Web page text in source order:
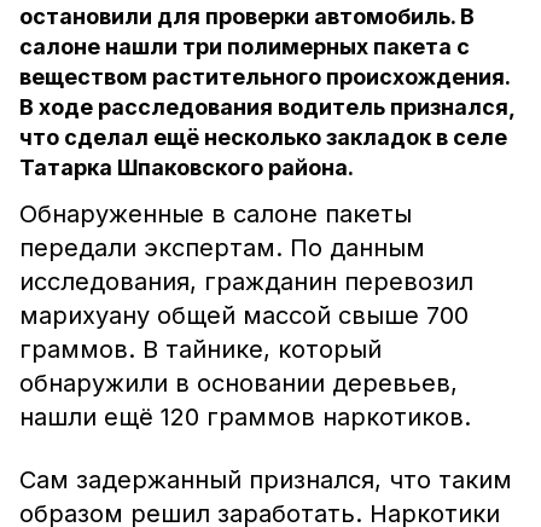
остановили для проверки автомобиль. В
салоне нашли три полимерных пакета с
веществом растительного происхождения.
В ходе расследования водитель признался,
что сделал ещё несколько закладок в селе
Татарка Шпаковского района.
Обнаруженные в салоне пакеты
передали экспертам. По данным
исследования, гражданин перевозил
марихуану общей массой свыше 700
граммов. В тайнике, который
обнаружили в основании деревьев,
нашли ещё 120 граммов наркотиков.
Сам задержанный признался, что таким
образом решил заработать. Наркотики